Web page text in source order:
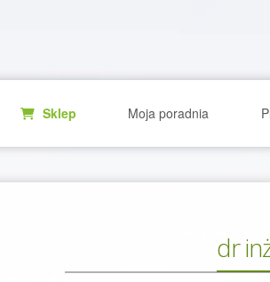
Sklep Moja poradnia
dr